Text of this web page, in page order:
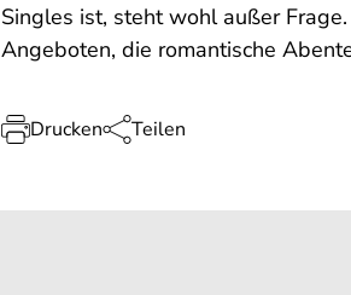
Singles ist, steht wohl außer
Angeboten, die romantische
Drucken Teilen